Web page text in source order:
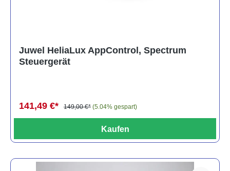
Juwel HeliaLux AppControl, Spectrum
Steuergerät
141,49 €* 149,00 €* (5.04% gespart)
Kaufen